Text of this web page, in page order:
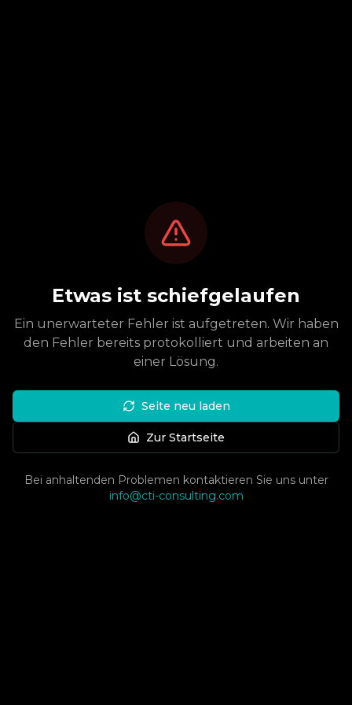
Etwas ist schiefgelaufen
Ein unerwarteter Fehler ist aufgetreten. Wir haben
den Fehler bereits protokolliert und arbeiten an
einer Lösung.
Seite neu laden
Zur Startseite
Bei anhaltenden Problemen kontaktieren Sie uns unter
info@cti-consulting.com